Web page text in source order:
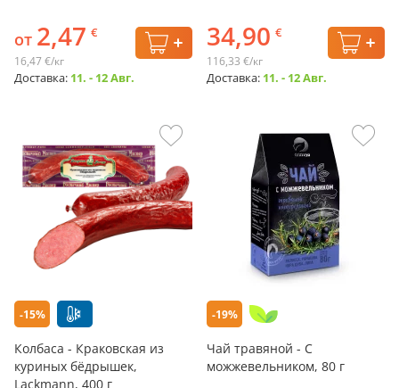
от 2,47 €
16,47 €/кг
Доставка: 11. - 12 Авг.
34,90 €
116,33 €/кг
Доставка: 11. - 12 Авг.
-15%
Колбаса - Краковская из
куриных бёдрышек,
Lackmann, 400 г
-19%
Чай травяной - С
можжевельником, 80 г